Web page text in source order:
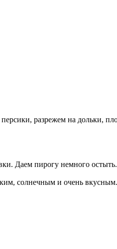
разрежем на дольки,
Даем пирогу немного остыть.
солнечным и очень